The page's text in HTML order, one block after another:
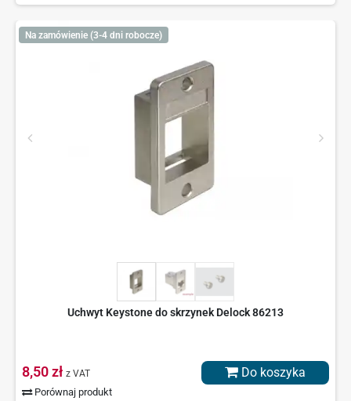
Na zamówienie (3-4 dni robocze)
Uchwyt Keystone do skrzynek Delock 86213
8,50 zł z VAT
Porównaj produkt
Do koszyka